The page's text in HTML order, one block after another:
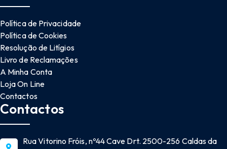
Política de Privacidade
Política de Cookies
Resolução de Litígios
Livro de Reclamações
A Minha Conta
Loja On Line
Contactos
Contactos
Rua Vitorino Fróis, nº44 Cave Drt. 2500-256 Caldas da